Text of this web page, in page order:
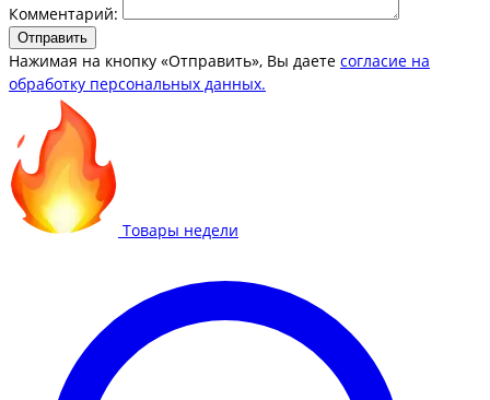
Комментарий:
Отправить
Нажимая на кнопку «Отправить», Вы даете согласие на
обработку персональных данных.
Товары недели